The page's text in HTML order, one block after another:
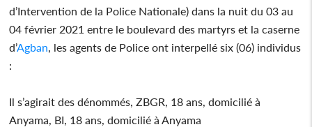
d’Intervention de la Police Nationale) dans la nuit du 03 au
04 février 2021 entre le boulevard des martyrs et la caserne
d’Agban, les agents de Police ont interpellé six (06) individus
:
Il s’agirait des dénommés, ZBGR, 18 ans, domicilié à
Anyama, BI, 18 ans, domicilié à Anyama